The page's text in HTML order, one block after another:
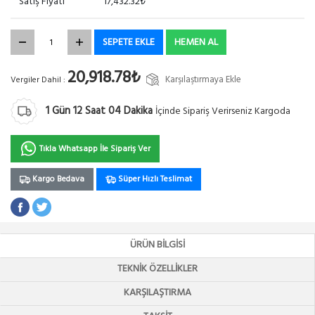
SEPETE EKLE HEMEN AL
Vergiler Dahil : 20,918.78₺ Karşılaştırmaya Ekle
1Gün12Saat04Dakika İçinde Sipariş Verirseniz Kargoda
Tıkla Whatsapp İle Sipariş Ver
Kargo Bedava Süper Hızlı Teslimat
ÜRÜN BILGISI
TEKNIK ÖZELLIKLER
KARŞILAŞTIRMA